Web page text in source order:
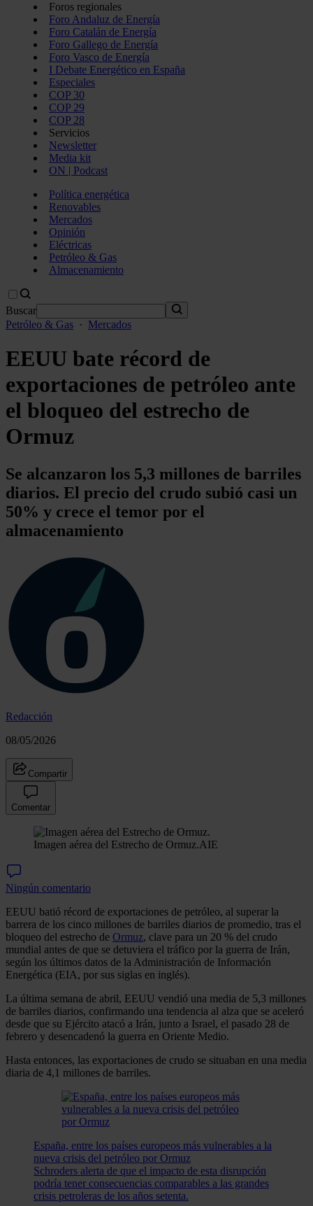
Foros regionales
Foro Andaluz de Energía
Foro Catalán de Energía
Foro Gallego de Energía
Foro Vasco de Energía
I Debate Energético en España
Especiales
COP 30
COP 29
COP 28
Servicios
Newsletter
Media kit
ON | Podcast
Política energética
Renovables
Mercados
Opinión
Eléctricas
Petróleo & Gas
Almacenamiento
Buscar
Petróleo & Gas · Mercados
EEUU bate récord de
exportaciones de petróleo ante
el bloqueo del estrecho de
Ormuz
Se alcanzaron los 5,3 millones de barriles
diarios. El precio del crudo subió casi un
50% y crece el temor por el
almacenamiento
Redacción
08/05/2026
Compartir
Comentar
Imagen aérea del Estrecho de Ormuz.AIE
Ningún comentario
EEUU batió récord de exportaciones de petróleo, al superar la
barrera de los cinco millones de barriles diarios de promedio, tras el
bloqueo del estrecho de Ormuz, clave para un 20 % del crudo
mundial antes de que se detuviera el tráfico por la guerra de Irán,
según los últimos datos de la Administración de Información
Energética (EIA, por sus siglas en inglés).
La última semana de abril, EEUU vendió una media de 5,3 millones
de barriles diarios, confirmando una tendencia al alza que se aceleró
desde que su Ejército atacó a Irán, junto a Israel, el pasado 28 de
febrero y desencadenó la guerra en Oriente Medio.
Hasta entonces, las exportaciones de crudo se situaban en una media
diaria de 4,1 millones de barriles.
España, entre los países europeos más vulnerables a la
nueva crisis del petróleo por Ormuz
Schroders alerta de que el impacto de esta disrupción
podría tener consecuencias comparables a las grandes
crisis petroleras de los años setenta.